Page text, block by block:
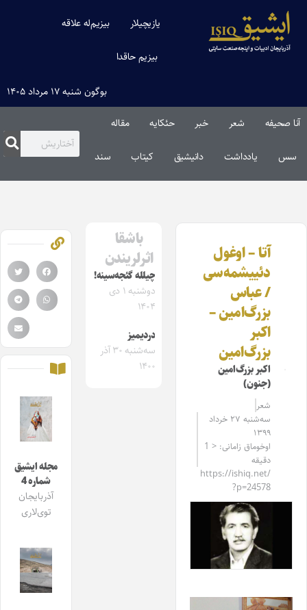
یازیچیلار بیزیم‌له علاقه
بیزیم حاقدا
بوگون شنبه ۱۷ مرداد ۱۴۰۵
آنا صحیفه شعر خبر حئکایه مقاله‌
سس یادداشت دانیشیق کیتاب سند
آتا – اوغول
دئییشمه‌سی
/ عباس
بزرگ‌امین –
اکبر
بزرگ‌امین
اکبر بزرگ‌امین
(جنون)
شعر
سه‌شنبه ۲۷ خرداد
۱۳۹۹
اوخوماق زامانی: < 1
دقیقه
https://ishiq.net/
?p=24578
باشقا
اثرلریندن
چیلله گئجه‌سینه!
دوشنبه ۱ دی
۱۴۰۴
دردیمیز
سه‌شنبه ۳۰ آذر
۱۴۰۰
مجله ایشیق
شماره 4
آذربایجان
توی‌لاری